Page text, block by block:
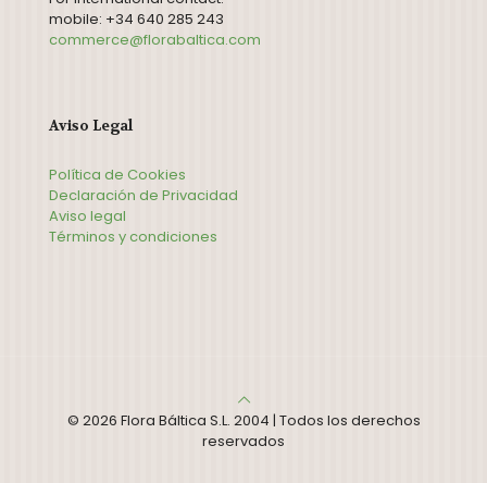
mobile: +34 640 285 243
commerce@florabaltica.com
Aviso Legal
Política de Cookies
Declaración de Privacidad
Aviso legal
Términos y condiciones
© 2026 Flora Báltica S.L. 2004 | Todos los derechos
reservados